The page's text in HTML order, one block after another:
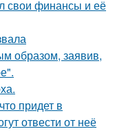
свои финансы и её
образом, заявив,
придет в
отвести от неё